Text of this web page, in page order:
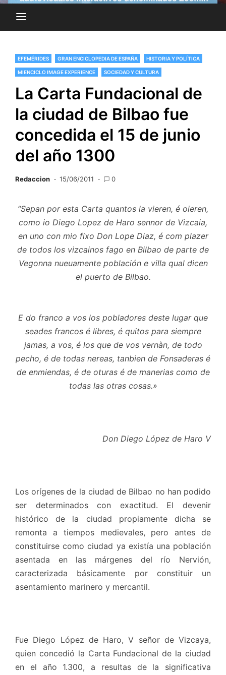
EFEMÉRIDES GRAN ENCICLOPEDIA DE ESPAÑA HISTORIA Y POLÍTICA
MIENCICLO IMAGE EXPERIENCE SOCIEDAD Y CULTURA
La Carta Fundacional de
la ciudad de Bilbao fue
concedida el 15 de junio
del año 1300
Redaccion 15/06/2011 0
“Sepan por esta Carta quantos la vieren, é oieren,
como io Diego Lopez de Haro sennor de Vizcaia,
en uno con mio fixo Don Lope Diaz, é com plazer
de todos los vizcainos fago en Bilbao de parte de
Vegonna nueuamente población e villa qual dicen
el puerto de Bilbao.
E do franco a vos los pobladores deste lugar que
seades francos é libres, é quitos para siempre
jamas, a vos, é los que de vos vernàn, de todo
pecho, é de todas nereas, tanbien de Fonsaderas é
de enmiendas, é de oturas é de manerias como de
todas las otras cosas.»
Don Diego López de Haro V
Los orígenes de la ciudad de Bilbao no han podido
ser determinados con exactitud. El devenir
histórico de la ciudad propiamente dicha se
remonta a tiempos medievales, pero antes de
constituirse como ciudad ya existía una población
asentada en las márgenes del río Nervión,
caracterizada básicamente por constituir un
asentamiento marinero y mercantil.
Fue Diego López de Haro, V señor de Vizcaya,
quien concedió la Carta Fundacional de la ciudad
en el año 1.300, a resultas de la significativa